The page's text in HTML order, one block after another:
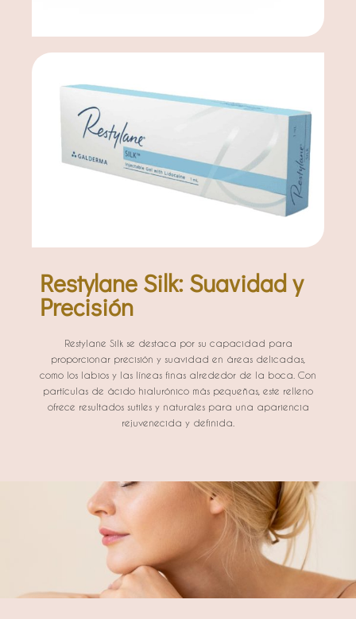
Restylane Silk: Suavidad y
Precisión
Restylane Silk se destaca por su capacidad para
proporcionar precisión y suavidad en áreas delicadas,
como los labios y las líneas finas alrededor de la boca. Con
partículas de ácido hialurónico más pequeñas, este relleno
ofrece resultados sutiles y naturales para una apariencia
rejuvenecida y definida.